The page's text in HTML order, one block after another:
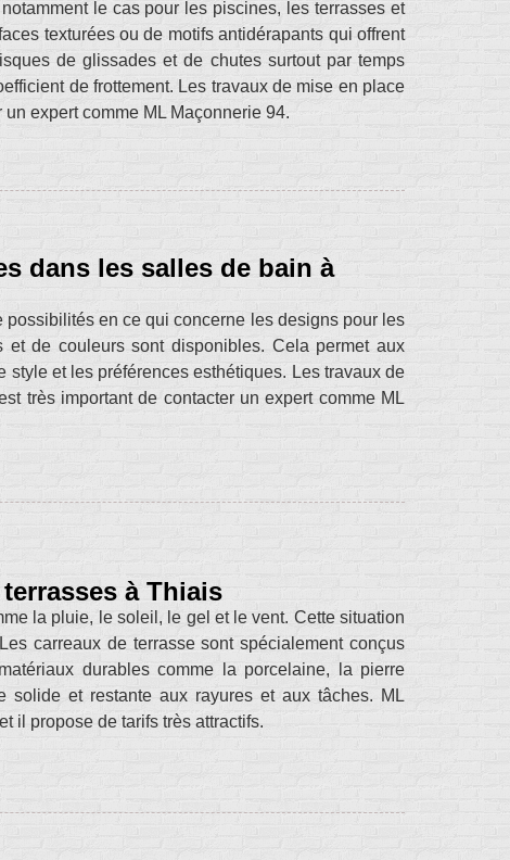
le cas pour les piscines, les terrasses et
texturées ou de motifs antidérapants qui offrent
de glissades et de chutes surtout par temps
de frottement. Les travaux de mise en place
expert comme ML Maçonnerie 94.
dans les salles de bain à
en ce qui concerne les designs pour les
et de couleurs sont disponibles. Cela permet aux
et les préférences esthétiques. Les travaux de
très important de contacter un expert comme ML
à Thiais
la pluie, le soleil, le gel et le vent. Cette situation
carreaux de terrasse sont spécialement conçus
durables comme la porcelaine, la pierre
solide et restante aux rayures et aux tâches. ML
il propose de tarifs très attractifs.